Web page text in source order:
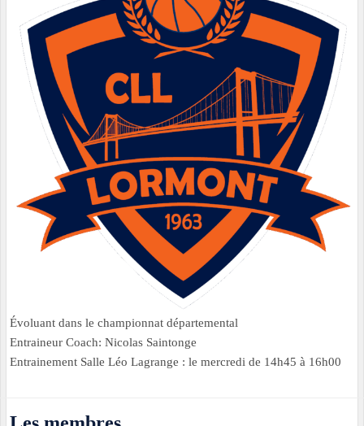
Évoluant dans le championnat départemental
Entraineur Coach: Nicolas Saintonge
Entrainement Salle Léo Lagrange : le mercredi de 14h45 à 16h00